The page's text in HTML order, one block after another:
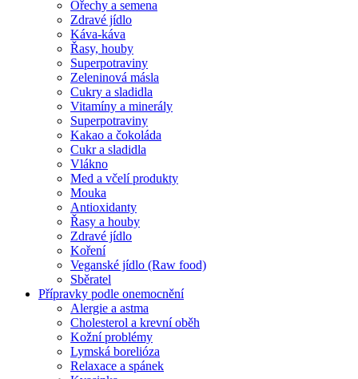
Ořechy a semena
Zdravé jídlo
Káva-káva
Řasy, houby
Superpotraviny
Zeleninová másla
Cukry a sladidla
Vitamíny a minerály
Superpotraviny
Kakao a čokoláda
Cukr a sladidla
Vlákno
Med a včelí produkty
Mouka
Antioxidanty
Řasy a houby
Zdravé jídlo
Koření
Veganské jídlo (Raw food)
Sběratel
Přípravky podle onemocnění
Alergie a astma
Cholesterol a krevní oběh
Kožní problémy
Lymská borelióza
Relaxace a spánek